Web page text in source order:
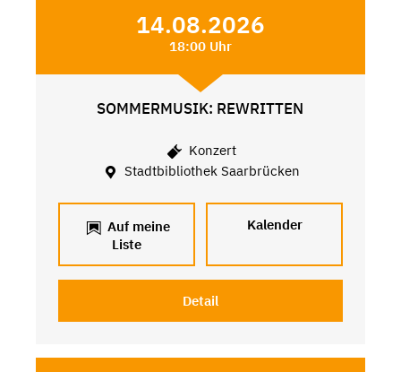
14.08.2026
18:00 Uhr
SOMMERMUSIK: REWRITTEN
Konzert
Stadtbibliothek Saarbrücken
Auf meine
Liste
Kalender
Detail